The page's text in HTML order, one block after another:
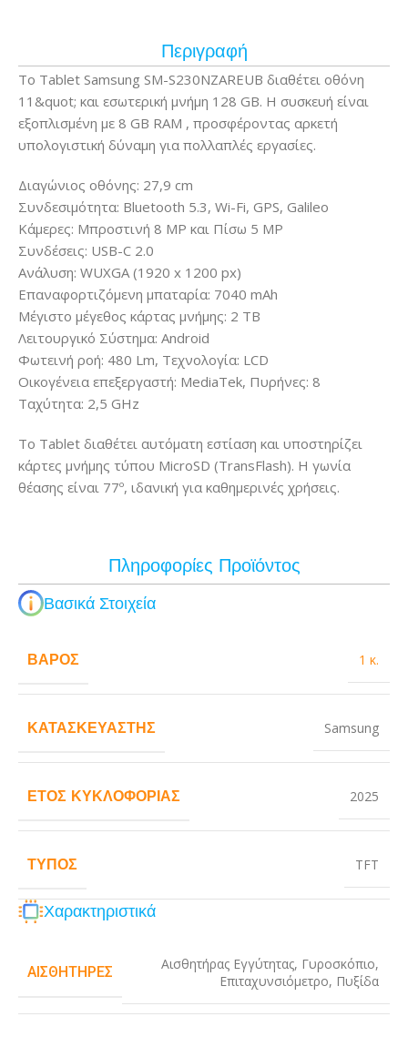
Περιγραφή
Το Tablet Samsung SM-S230NZAREUB διαθέτει οθόνη
11&quot; και εσωτερική μνήμη 128 GB. Η συσκευή είναι
εξοπλισμένη με 8 GB RAM , προσφέροντας αρκετή
υπολογιστική δύναμη για πολλαπλές εργασίες.
Διαγώνιος οθόνης: 27,9 cm
Συνδεσιμότητα: Bluetooth 5.3, Wi-Fi, GPS, Galileo
Κάμερες: Μπροστινή 8 MP και Πίσω 5 MP
Συνδέσεις: USB-C 2.0
Ανάλυση: WUXGA (1920 x 1200 px)
Επαναφορτιζόμενη μπαταρία: 7040 mAh
Μέγιστο μέγεθος κάρτας μνήμης: 2 TB
Λειτουργικό Σύστημα: Android
Φωτεινή ροή: 480 Lm, Τεχνολογία: LCD
Οικογένεια επεξεργαστή: MediaTek, Πυρήνες: 8
Ταχύτητα: 2,5 GHz
Το Tablet διαθέτει αυτόματη εστίαση και υποστηρίζει
κάρτες μνήμης τύπου MicroSD (TransFlash). Η γωνία
θέασης είναι 77º, ιδανική για καθημερινές χρήσεις.
Πληροφορίες Προϊόντος
Βασικά Στοιχεία
ΒΆΡΟΣ 1 κ.
ΚΑΤΑΣΚΕΥΑΣΤΉΣ Samsung
ΈΤΟΣ ΚΥΚΛΟΦΟΡΊΑΣ 2025
ΤΎΠΟΣ TFT
Χαρακτηριστικά
ΑΙΣΘΗΤΉΡΕΣ Αισθητήρας Εγγύτητας, Γυροσκόπιο,
Επιταχυνσιόμετρο, Πυξίδα